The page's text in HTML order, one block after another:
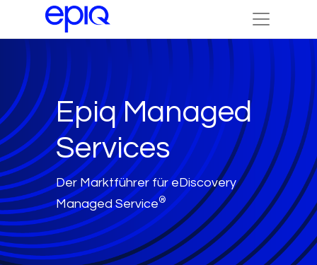
Epiq Managed
Services
Der Marktführer für eDiscovery
Managed Service®